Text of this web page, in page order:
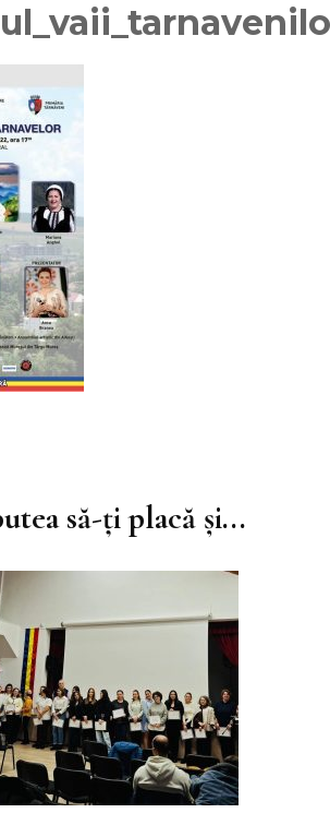
să-ți placă și...